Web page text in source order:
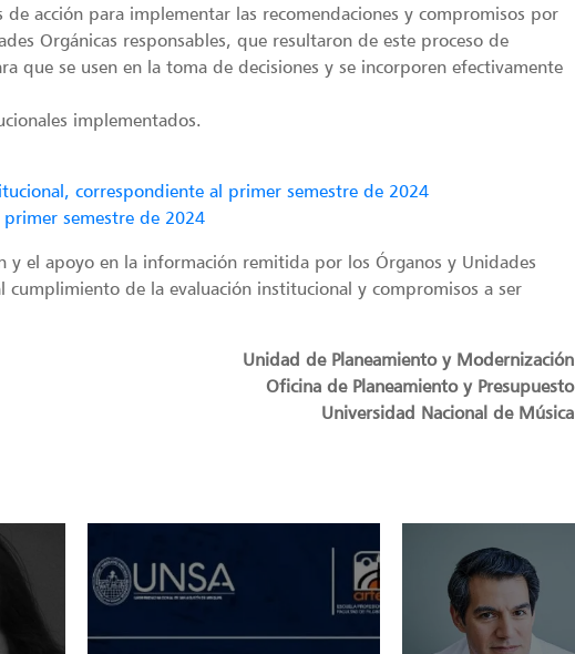
acción para implementar las recomendaciones y compromisos por
Orgánicas responsables, que resultaron de este proceso de
que se usen en la toma de decisiones y se incorporen efectivamente
implementados.
correspondiente al primer semestre de 2024
semestre de 2024
y el apoyo en la información remitida por los Órganos y Unidades
cumplimiento de la evaluación institucional y compromisos a ser
Unidad de Planeamiento y Modernización
Oficina de Planeamiento y Presupuesto
Universidad Nacional de Música